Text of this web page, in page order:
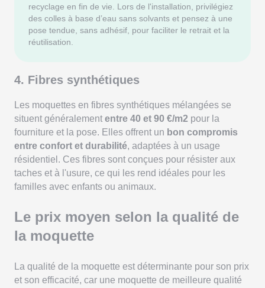
recyclage en fin de vie. Lors de l'installation, privilégiez
des colles à base d’eau sans solvants et pensez à une
pose tendue, sans adhésif, pour faciliter le retrait et la
réutilisation.
4. Fibres synthétiques
Les moquettes en fibres synthétiques mélangées se
situent généralement entre 40 et 90 €/m2 pour la
fourniture et la pose. Elles offrent un bon compromis
entre confort et durabilité, adaptées à un usage
résidentiel. Ces fibres sont conçues pour résister aux
taches et à l'usure, ce qui les rend idéales pour les
familles avec enfants ou animaux.
Le prix moyen selon la qualité de
la moquette
La qualité de la moquette est déterminante pour son prix
et son efficacité, car une moquette de meilleure qualité